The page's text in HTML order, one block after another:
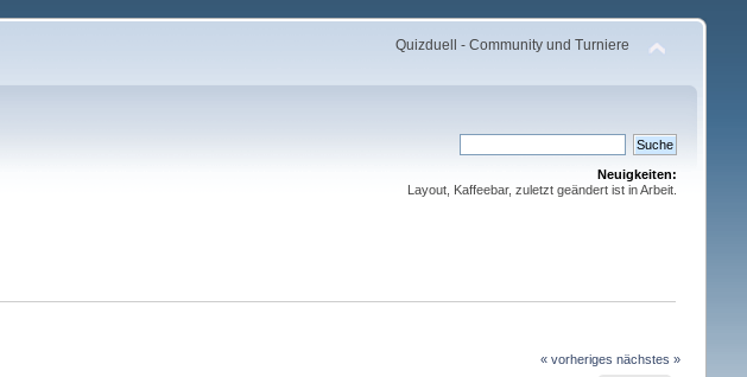
Quizduell - Community und Turniere
Neuigkeiten:
Layout, Kaffeebar, zuletzt geändert ist in Arbeit.
« vorheriges nächstes »